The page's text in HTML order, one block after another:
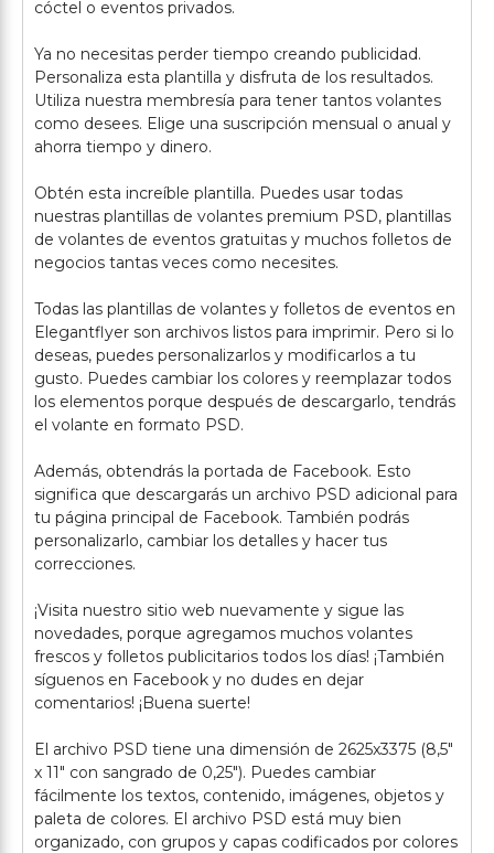
cóctel o eventos privados.
Ya no necesitas perder tiempo creando publicidad.
Personaliza esta plantilla y disfruta de los resultados.
Utiliza nuestra membresía para tener tantos volantes
como desees. Elige una suscripción mensual o anual y
ahorra tiempo y dinero.
Obtén esta increíble plantilla. Puedes usar todas
nuestras plantillas de volantes premium PSD, plantillas
de volantes de eventos gratuitas y muchos folletos de
negocios tantas veces como necesites.
Todas las plantillas de volantes y folletos de eventos en
Elegantflyer son archivos listos para imprimir. Pero si lo
deseas, puedes personalizarlos y modificarlos a tu
gusto. Puedes cambiar los colores y reemplazar todos
los elementos porque después de descargarlo, tendrás
el volante en formato PSD.
Además, obtendrás la portada de Facebook. Esto
significa que descargarás un archivo PSD adicional para
tu página principal de Facebook. También podrás
personalizarlo, cambiar los detalles y hacer tus
correcciones.
¡Visita nuestro sitio web nuevamente y sigue las
novedades, porque agregamos muchos volantes
frescos y folletos publicitarios todos los días! ¡También
síguenos en Facebook y no dudes en dejar
comentarios! ¡Buena suerte!
El archivo PSD tiene una dimensión de 2625x3375 (8,5"
x 11" con sangrado de 0,25"). Puedes cambiar
fácilmente los textos, contenido, imágenes, objetos y
paleta de colores. El archivo PSD está muy bien
organizado, con grupos y capas codificados por colores